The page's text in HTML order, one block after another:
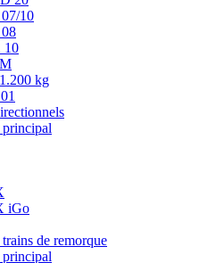
10
10
kg
iGo
de remorque